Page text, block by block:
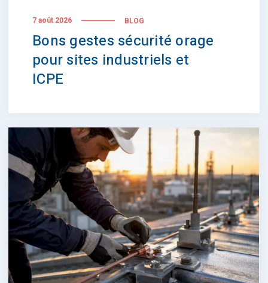
7 août 2026 BLOG
Bons gestes sécurité orage
pour sites industriels et
ICPE